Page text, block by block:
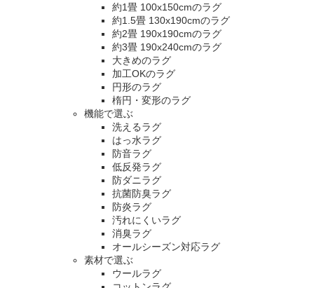
約1畳 100x150cmのラグ
約1.5畳 130x190cmのラグ
約2畳 190x190cmのラグ
約3畳 190x240cmのラグ
大きめのラグ
加工OKのラグ
円形のラグ
楕円・変形のラグ
機能で選ぶ
洗えるラグ
はっ水ラグ
防音ラグ
低反発ラグ
防ダニラグ
抗菌防臭ラグ
防炎ラグ
汚れにくいラグ
消臭ラグ
オールシーズン対応ラグ
素材で選ぶ
ウールラグ